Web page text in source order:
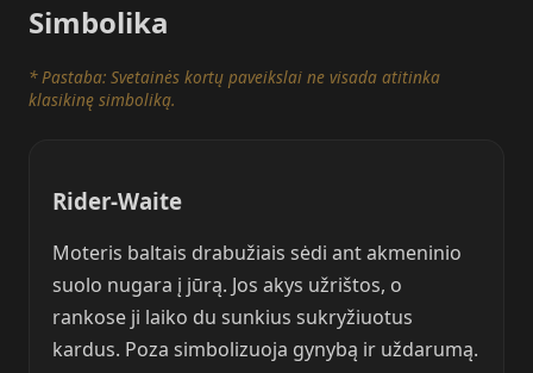
Simbolika
* Pastaba: Svetainės kortų paveikslai ne visada atitinka
klasikinę simboliką.
Rider-Waite
Moteris baltais drabužiais sėdi ant akmeninio
suolo nugara į jūrą. Jos akys užrištos, o
rankose ji laiko du sunkius sukryžiuotus
kardus. Poza simbolizuoja gynybą ir uždarumą.